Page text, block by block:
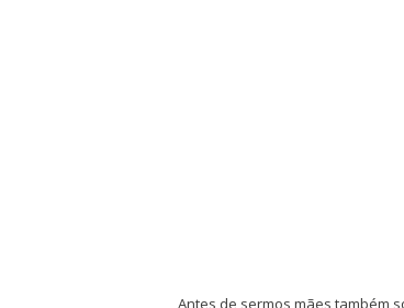
Antes de sermos mães também